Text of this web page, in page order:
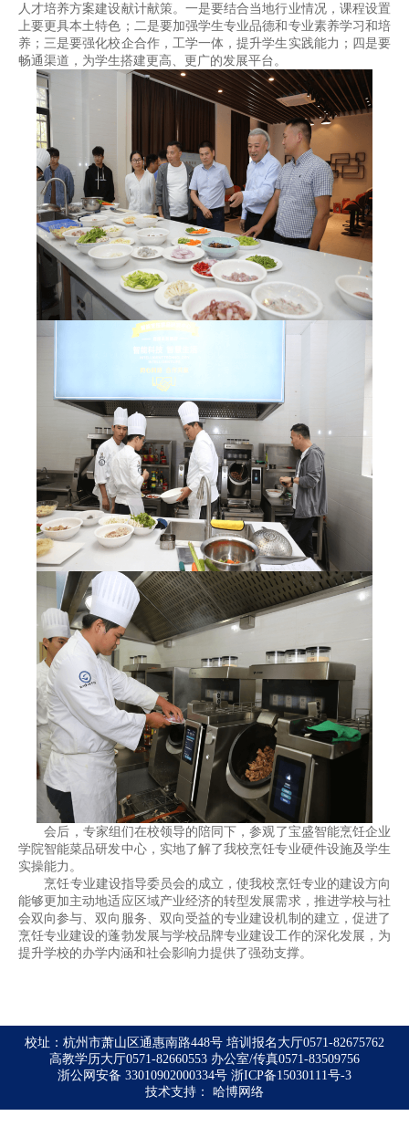
人才培养方案建设献计献策。一是要结合当地行业情况，课程设置
上要更具本土特色；二是要加强学生专业品德和专业素养学习和培
养；三是要强化校企合作，工学一体，提升学生实践能力；四是要
畅通渠道，为学生搭建更高、更广的发展平台。
会后，专家组们在校领导的陪同下，参观了宝盛智能烹饪企业
学院智能菜品研发中心，实地了解了我校烹饪专业硬件设施及学生
实操能力。
烹饪专业建设指导委员会的成立，使我校烹饪专业的建设方向
能够更加主动地适应区域产业经济的转型发展需求，推进学校与社
会双向参与、双向服务、双向受益的专业建设机制的建立，促进了
烹饪专业建设的蓬勃发展与学校品牌专业建设工作的深化发展，为
提升学校的办学内涵和社会影响力提供了强劲支撑。
校址：杭州市萧山区通惠南路448号 培训报名大厅0571-82675762
高教学历大厅0571-82660553 办公室/传真0571-83509756
浙公网安备 33010902000334号 浙ICP备15030111号-3
技术支持： 哈博网络